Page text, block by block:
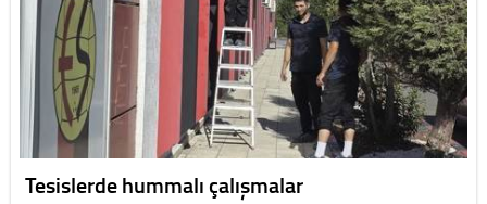
Tesislerde hummalı çalışmalar